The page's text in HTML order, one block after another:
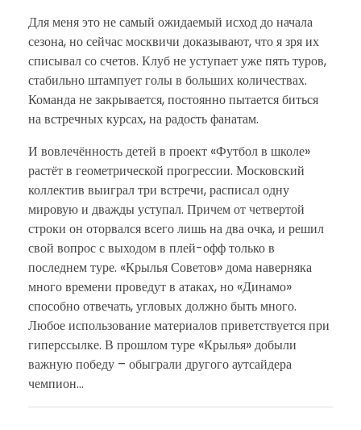
Для меня это не самый ожидаемый исход до начала
сезона, но сейчас москвичи доказывают, что я зря их
списывал со счетов. Клуб не уступает уже пять туров,
стабильно штампует голы в больших количествах.
Команда не закрывается, постоянно пытается биться
на встречных курсах, на радость фанатам.
И вовлечённость детей в проект «Футбол в школе»
растёт в геометрической прогрессии. Московский
коллектив выиграл три встречи, расписал одну
мировую и дважды уступал. Причем от четвертой
строки он оторвался всего лишь на два очка, и решил
свой вопрос с выходом в плей-офф только в
последнем туре. «Крылья Советов» дома наверняка
много времени проведут в атаках, но «Динамо»
способно отвечать, угловых должно быть много.
Любое использование материалов приветствуется при
гиперссылке. В прошлом туре «Крылья» добыли
важную победу – обыграли другого аутсайдера
чемпион…